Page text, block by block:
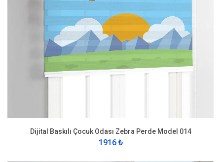
Dijital Baskılı Çocuk Odası Zebra Perde Model 014
1916 ₺